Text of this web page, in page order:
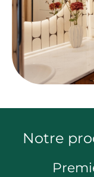
Notre